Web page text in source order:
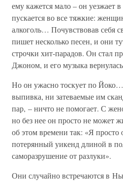
ему кажется мало – он уезжает
пускается во все тяжкие:
алкоголь… Почувствовав себя
пишет несколько песен, и они
строчки хит-парадов. Он стал
Джоном, и его музыка
Но он ужасно тоскует по
выпивка, ни затеваемые им
пар, – ничто не помогает. С
но без нее он просто не может
об этом времени так: «Я просто
потерянный уикенд длиной в
саморазрушение от разлуки».
Они случайно встречаются в